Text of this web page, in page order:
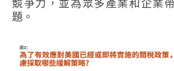
競爭力，並為眾多產業和企業
題。